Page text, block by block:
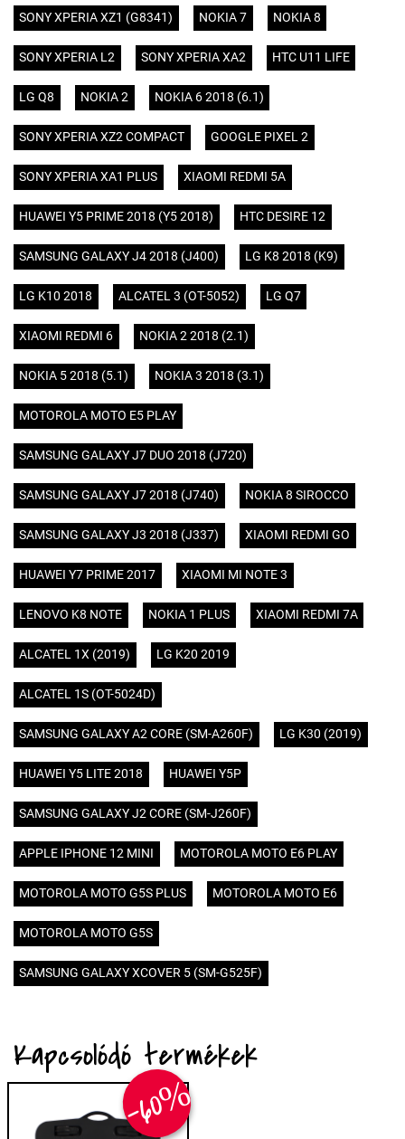
SONY XPERIA XZ1 (G8341) NOKIA 7 NOKIA 8
SONY XPERIA L2 SONY XPERIA XA2 HTC U11 LIFE
LG Q8 NOKIA 2 NOKIA 6 2018 (6.1)
SONY XPERIA XZ2 COMPACT GOOGLE PIXEL 2
SONY XPERIA XA1 PLUS XIAOMI REDMI 5A
HUAWEI Y5 PRIME 2018 (Y5 2018) HTC DESIRE 12
SAMSUNG GALAXY J4 2018 (J400) LG K8 2018 (K9)
LG K10 2018 ALCATEL 3 (OT-5052) LG Q7
XIAOMI REDMI 6 NOKIA 2 2018 (2.1)
NOKIA 5 2018 (5.1) NOKIA 3 2018 (3.1)
MOTOROLA MOTO E5 PLAY
SAMSUNG GALAXY J7 DUO 2018 (J720)
SAMSUNG GALAXY J7 2018 (J740) NOKIA 8 SIROCCO
SAMSUNG GALAXY J3 2018 (J337) XIAOMI REDMI GO
HUAWEI Y7 PRIME 2017 XIAOMI MI NOTE 3
LENOVO K8 NOTE NOKIA 1 PLUS XIAOMI REDMI 7A
ALCATEL 1X (2019) LG K20 2019
ALCATEL 1S (OT-5024D)
SAMSUNG GALAXY A2 CORE (SM-A260F) LG K30 (2019)
HUAWEI Y5 LITE 2018 HUAWEI Y5P
SAMSUNG GALAXY J2 CORE (SM-J260F)
APPLE IPHONE 12 MINI MOTOROLA MOTO E6 PLAY
MOTOROLA MOTO G5S PLUS MOTOROLA MOTO E6
MOTOROLA MOTO G5S
SAMSUNG GALAXY XCOVER 5 (SM-G525F)
Kapcsolódó termékek
-60%